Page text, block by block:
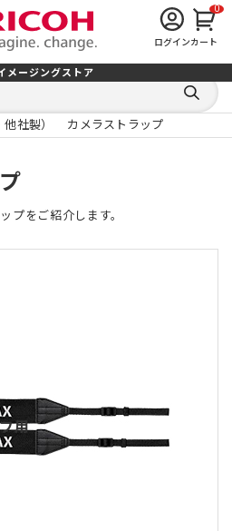
ログイン
0
カート
メージングストア
キ
検
索
る
社製） カメラストラップ
プをご紹介します。
用